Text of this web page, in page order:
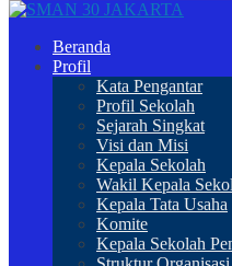
Beranda
Profil
Kata Pengantar
Profil Sekolah
Sejarah Singkat
Visi dan Misi
Kepala Sekolah
Wakil Kepala
Kepala Tata Usaha
Komite
Kepala Sekolah